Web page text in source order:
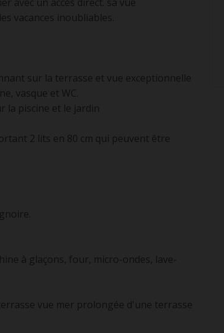
vacances inoubliables.
sur la terrasse et vue exceptionnelle
vasque et WC.
la piscine et le jardin
2 lits en 80 cm qui peuvent être
à glaçons, four, micro-ondes, lave-
vue mer prolongée d'une terrasse